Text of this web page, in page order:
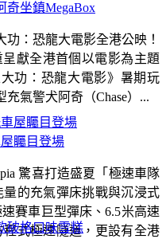
矚目登場
驚喜打造盛夏「極速車隊
的充氣彈床挑戰與沉浸式
賽車巨型彈床、6.5米高速
式極速隧道，更設有全港
奇坐鎮MegaBox
：恐龍大電影全港公映！
呈獻全港首個以電影為主題
功：恐龍大電影》暑期玩
氣警犬阿奇（Chase）...